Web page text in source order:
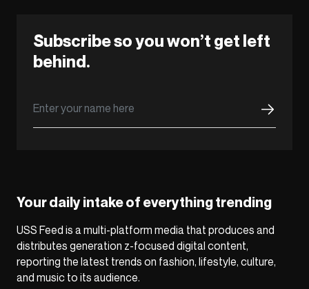
Subscribe so you won’t get left
behind.
Your daily intake of everything trending
USS Feed is a multi-platform media that produces and
distributes generation z-focused digital content,
reporting the latest trends on fashion, lifestyle, culture,
and music to its audience.